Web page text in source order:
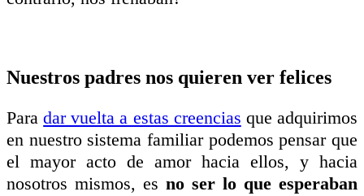
Nuestros padres nos quieren ver felices
Paradar vuelta a estas creencias que adquirimos
en nuestro sistema familiar podemos pensar que
el mayor acto de amor hacia ellos, y hacia
nosotros mismos, es no ser lo que esperaban